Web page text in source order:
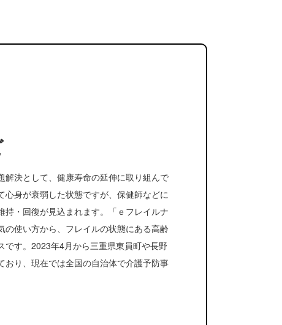
解決として、健康寿命の延伸に取り組んで
心身が衰弱した状態ですが、保健師などに
持・回復が見込まれます。「ｅフレイルナ
の使い方から、フレイルの状態にある高齢
です。2023年4月から三重県東員町や長野
おり、現在では全国の自治体で介護予防事